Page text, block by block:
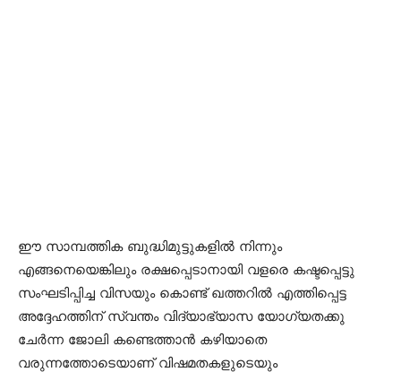
ഈ സാമ്പത്തിക ബുദ്ധിമുട്ടുകളിൽ നിന്നും
എങ്ങനെയെങ്കിലും രക്ഷപ്പെടാനായി വളരെ കഷ്ടപ്പെട്ടു
സംഘടിപ്പിച്ച വിസയും കൊണ്ട് ഖത്തറിൽ എത്തിപ്പെട്ട
അദ്ദേഹത്തിന് സ്വന്തം വിദ്യാഭ്യാസ യോഗ്യതക്കു
ചേർന്ന ജോലി കണ്ടെത്താൻ കഴിയാതെ
വരുന്നത്തോടെയാണ് വിഷമതകളുടെയും